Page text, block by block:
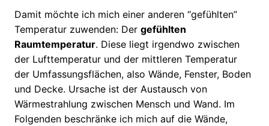
Damit möchte ich mich einer anderen “gefühlten”
Temperatur zuwenden: Der gefühlten
Raumtemperatur. Diese liegt irgendwo zwischen
der Lufttemperatur und der mittleren Temperatur
der Umfassungsflächen, also Wände, Fenster, Boden
und Decke. Ursache ist der Austausch von
Wärmestrahlung zwischen Mensch und Wand. Im
Folgenden beschränke ich mich auf die Wände,